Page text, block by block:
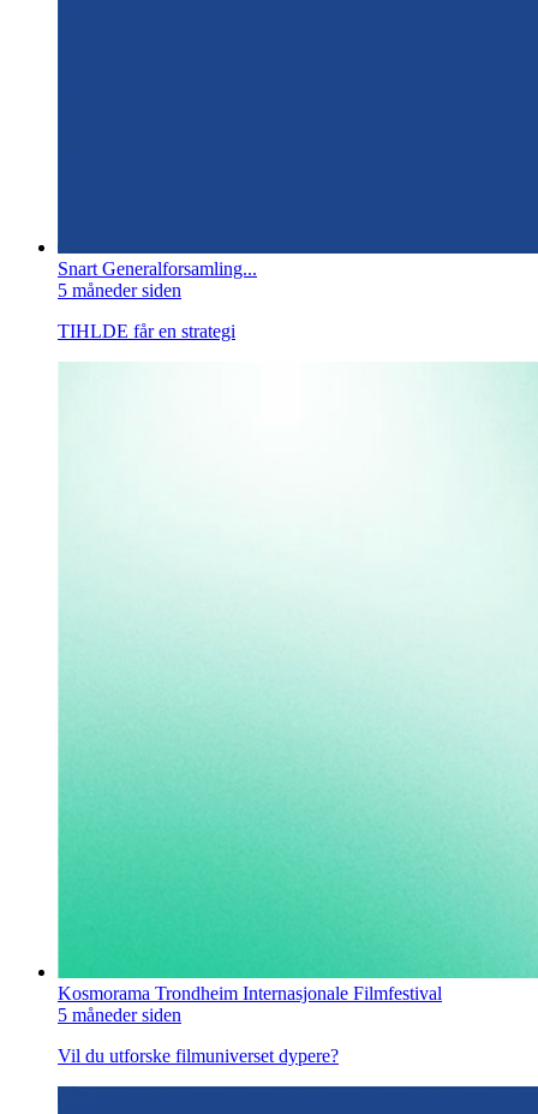
Snart Generalforsamling...
5 måneder siden
TIHLDE får en strategi
Kosmorama Trondheim Internasjonale Filmfestival
5 måneder siden
Vil du utforske filmuniverset dypere?